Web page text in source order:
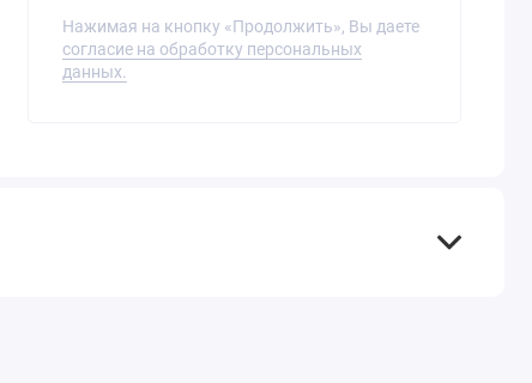
Нажимая на кнопку «Продолжить», Вы даете
согласие на обработку персональных
данных.